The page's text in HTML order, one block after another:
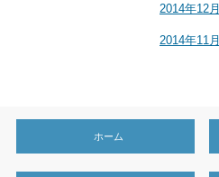
2014年12月
2014年11月
ホーム